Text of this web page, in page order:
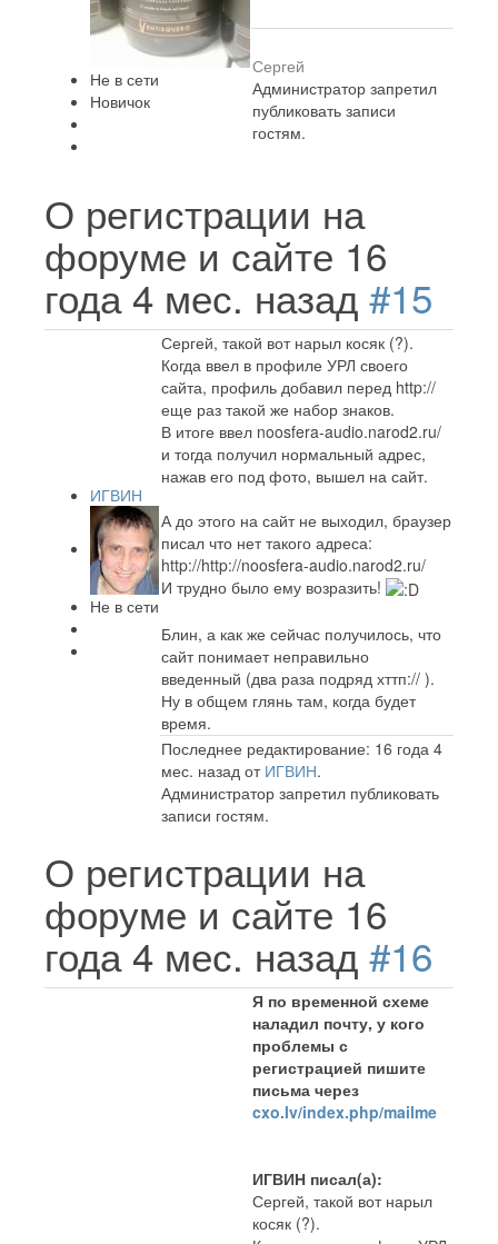
Не в сети
Новичок
Сергей
Администратор запретил
публиковать записи
гостям.
О регистрации на
форуме и сайте 16
года 4 мес. назад #15
ИГВИН
Не в сети
Сергей, такой вот нарыл косяк (?).
Когда ввел в профиле УРЛ своего
сайта, профиль добавил перед http://
еще раз такой же набор знаков.
В итоге ввел noosfera-audio.narod2.ru/
и тогда получил нормальный адрес,
нажав его под фото, вышел на сайт.
А до этого на сайт не выходил, браузер
писал что нет такого адреса:
http://http://noosfera-audio.narod2.ru/
И трудно было ему возразить!
Блин, а как же сейчас получилось, что
сайт понимает неправильно
введенный (два раза подряд хттп:// ).
Ну в общем глянь там, когда будет
время.
Последнее редактирование: 16 года 4
мес. назад от ИГВИН.
Администратор запретил публиковать
записи гостям.
О регистрации на
форуме и сайте 16
года 4 мес. назад #16
Я по временной схеме
наладил почту, у кого
проблемы с
регистрацией пишите
письма через
cxo.lv/index.php/mailme
ИГВИН писал(а):
Сергей, такой вот нарыл
косяк (?).